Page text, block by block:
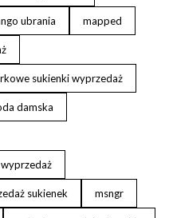
ubrania mapped
sukienki wyprzedaż
damska
sukienek msngr